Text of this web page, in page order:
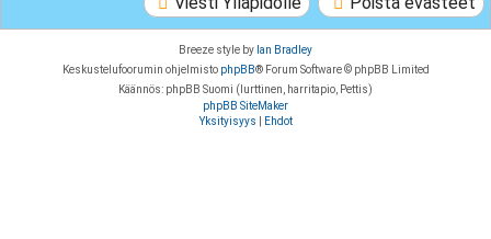
Breeze style by Ian Bradley
Keskustelufoorumin ohjelmisto phpBB® Forum Software © phpBB Limited
Käännös: phpBB Suomi (lurttinen, harritapio, Pettis)
phpBB SiteMaker
Yksityisyys
Ehdot